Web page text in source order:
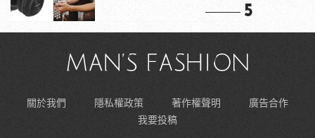
5
關於我們 隱私權政策 著作權聲明
廣告合作
我要投稿